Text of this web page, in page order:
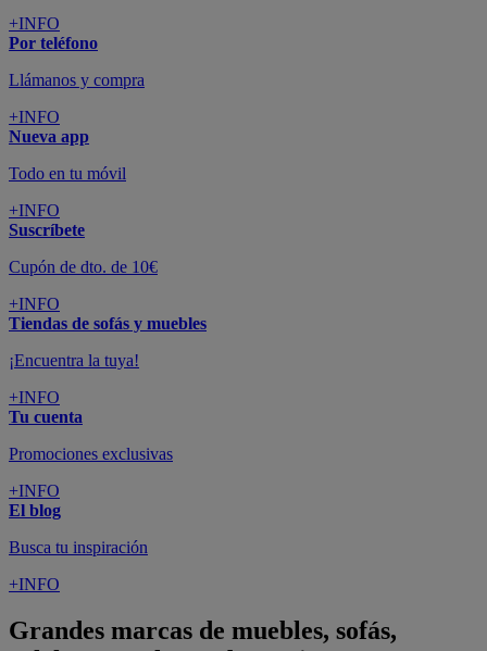
+INFO
Por teléfono
Llámanos y compra
+INFO
Nueva app
Todo en tu móvil
+INFO
Suscríbete
Cupón de dto. de 10€
+INFO
Tiendas de sofás y muebles
¡Encuentra la tuya!
+INFO
Tu cuenta
Promociones exclusivas
+INFO
El blog
Busca tu inspiración
+INFO
Grandes marcas de muebles, sofás,